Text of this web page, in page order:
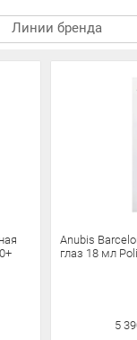
Линии бренда
Anubis
глаз 18 мл
5